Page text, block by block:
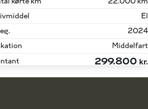
El
2024
Middelfart
299.800 kr.